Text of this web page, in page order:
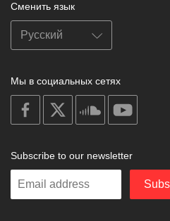
Сменить язык
Мы в социальных сетях
on
facebook
soundcloud
Subscribe to our newsletter
Enter